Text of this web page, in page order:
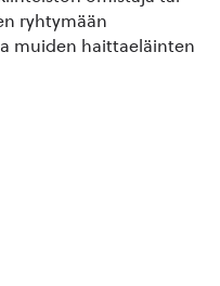
ryhtymään
muiden haittaeläinten